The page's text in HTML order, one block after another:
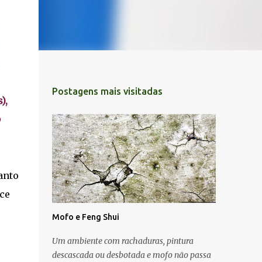
Postagens mais visitadas
Mofo e Feng Shui
Um ambiente com rachaduras, pintura
descascada ou desbotada e mofo não passa